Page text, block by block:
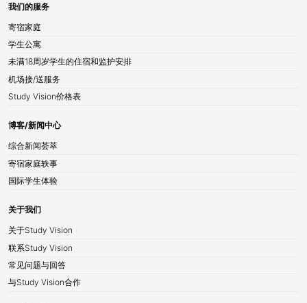
我们的服务
寄宿家庭
学生公寓
未满18周岁学生的住宿和监护安排
机场接/送服务
Study Vision价格表
博客/新闻中心
综合新闻荟萃
寄宿家庭轶事
国际学生体验
关于我们
关于Study Vision
联系Study Vision
常见问题与回答
与Study Vision合作